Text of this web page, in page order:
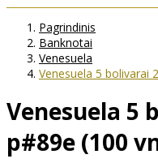
Pagrindinis
Banknotai
Venesuela
Venesuela 5 bolivarai
Venesuela 5
p#89e (100